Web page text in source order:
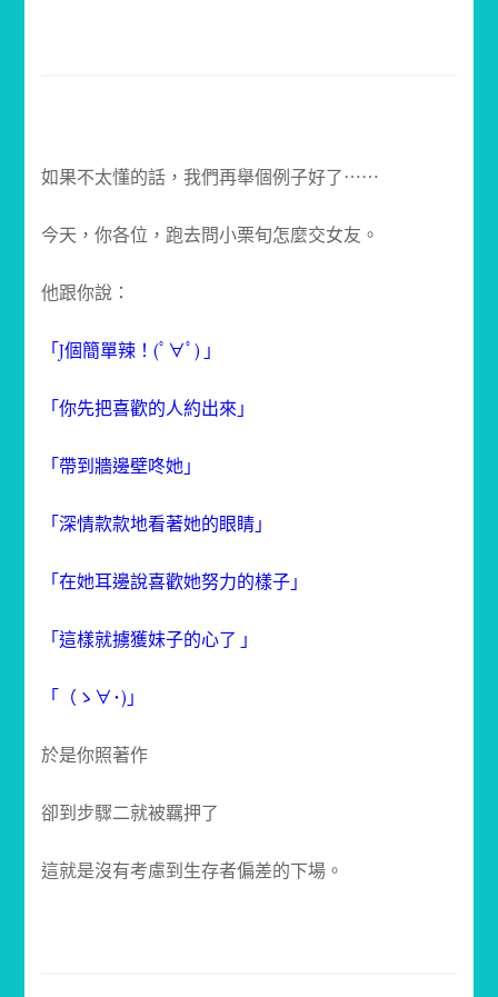
如果不太懂的話，我們再舉個例子好了⋯⋯
今天，你各位，跑去問小栗旬怎麼交女友。
他跟你說：
「J個簡單辣！(ﾟ∀ﾟ) 」
「你先把喜歡的人約出來」
「帶到牆邊壁咚她」
「深情款款地看著她的眼睛」
「在她耳邊說喜歡她努力的樣子」
「這樣就擄獲妹子的心了 」
「（ゝ∀･)」
於是你照著作
卻到步驟二就被羈押了
這就是沒有考慮到生存者偏差的下場。